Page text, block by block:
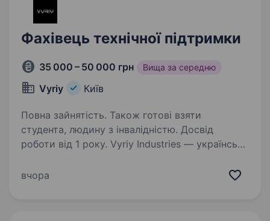
Фахівець технічної підтримки
35 000 – 50 000 грн Вища за середню
Vyriy Київ
Повна зайнятість. Також готові взяти
студента, людину з інвалідністю. Досвід
роботи від 1 року. Vyriy Industries — українська
та серійно виробляє автономні системи для
вчора